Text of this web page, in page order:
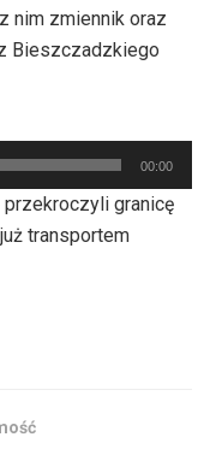
nim zmiennik oraz
Bieszczadzkiego
00:00
granicę
transportem